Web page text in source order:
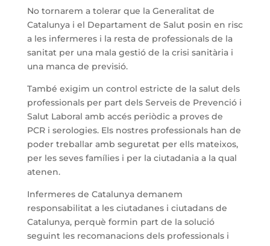
No tornarem a tolerar que la Generalitat de
Catalunya i el Departament de Salut posin en risc
a les infermeres i la resta de professionals de la
sanitat per una mala gestió de la crisi sanitària i
una manca de previsió.
També exigim un control estricte de la salut dels
professionals per part dels Serveis de Prevenció i
Salut Laboral amb accés periòdic a proves de
PCR i serologies. Els nostres professionals han de
poder treballar amb seguretat per ells mateixos,
per les seves famílies i per la ciutadania a la qual
atenen.
Infermeres de Catalunya demanem
responsabilitat a les ciutadanes i ciutadans de
Catalunya, perquè formin part de la solució
seguint les recomanacions dels professionals i